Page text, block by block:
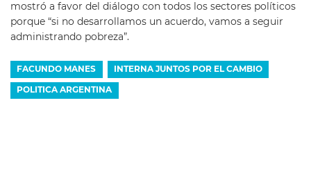
mostró a favor del diálogo con todos los sectores políticos
porque “si no desarrollamos un acuerdo, vamos a seguir
administrando pobreza”.
FACUNDO MANES INTERNA JUNTOS POR EL CAMBIO
POLITICA ARGENTINA